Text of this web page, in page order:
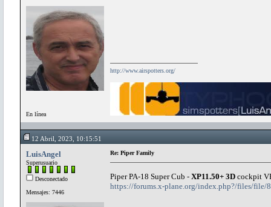
En línea
http://www.airspotters.org/
12 Abril, 2023, 10:15:51
LuisAngel
Superusuario
Desconectado
Mensajes: 7446
Re: Piper Family
Piper PA-18 Super Cub - XP11.50+ 3D cockpit
https://forums.x-plane.org/index.php?/files/file/